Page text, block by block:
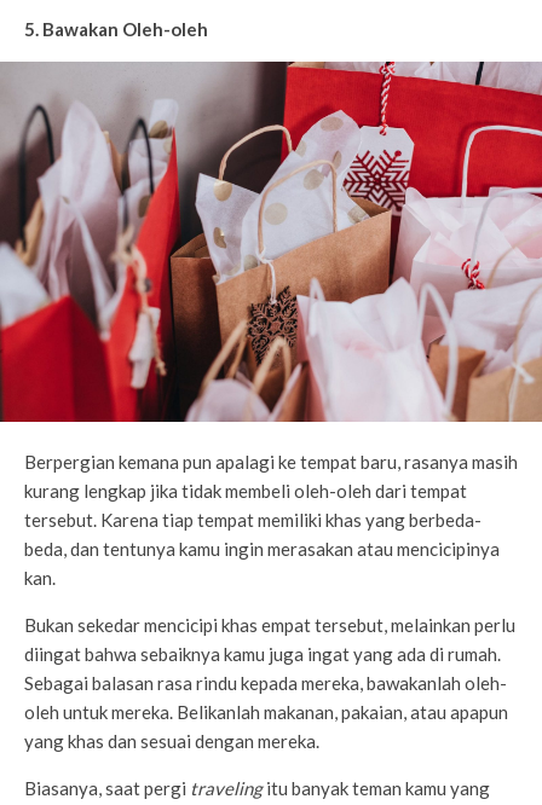
5. Bawakan Oleh-oleh
Berpergian kemana pun apalagi ke tempat baru, rasanya masih
kurang lengkap jika tidak membeli oleh-oleh dari tempat
tersebut. Karena tiap tempat memiliki khas yang berbeda-
beda, dan tentunya kamu ingin merasakan atau mencicipinya
kan.
Bukan sekedar mencicipi khas empat tersebut, melainkan perlu
diingat bahwa sebaiknya kamu juga ingat yang ada di rumah.
Sebagai balasan rasa rindu kepada mereka, bawakanlah oleh-
oleh untuk mereka. Belikanlah makanan, pakaian, atau apapun
yang khas dan sesuai dengan mereka.
Biasanya, saat pergi travelingitu banyak teman kamu yang